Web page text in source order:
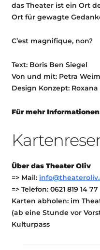
das Theater ist ein Ort
Ort für gewagte
C’est magnifique, non?
Text: Boris Ben Siegel
Von und mit: Petra
Design Konzept: Roxana
Für mehr Informationen
Über das Theater Oliv
=> Mail:
=> Telefon: 0621 819 14 77
Karten abholen: im
(ab eine Stunde vor
Kulturpass